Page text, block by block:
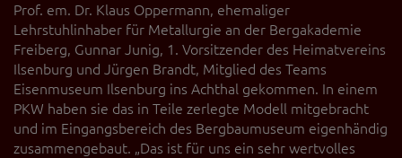
Prof. em. Dr. Klaus Oppermann, ehemaliger
Lehrstuhlinhaber für Metallurgie an der Bergakademie
Freiberg, Gunnar Junig, 1. Vorsitzender des Heimatvereins
Ilsenburg und Jürgen Brandt, Mitglied des Teams
Eisenmuseum Ilsenburg ins Achthal gekommen. In einem
PKW haben sie das in Teile zerlegte Modell mitgebracht
und im Eingangsbereich des Bergbaumuseum eigenhändig
zusammengebaut. „Das ist für uns ein sehr wertvolles